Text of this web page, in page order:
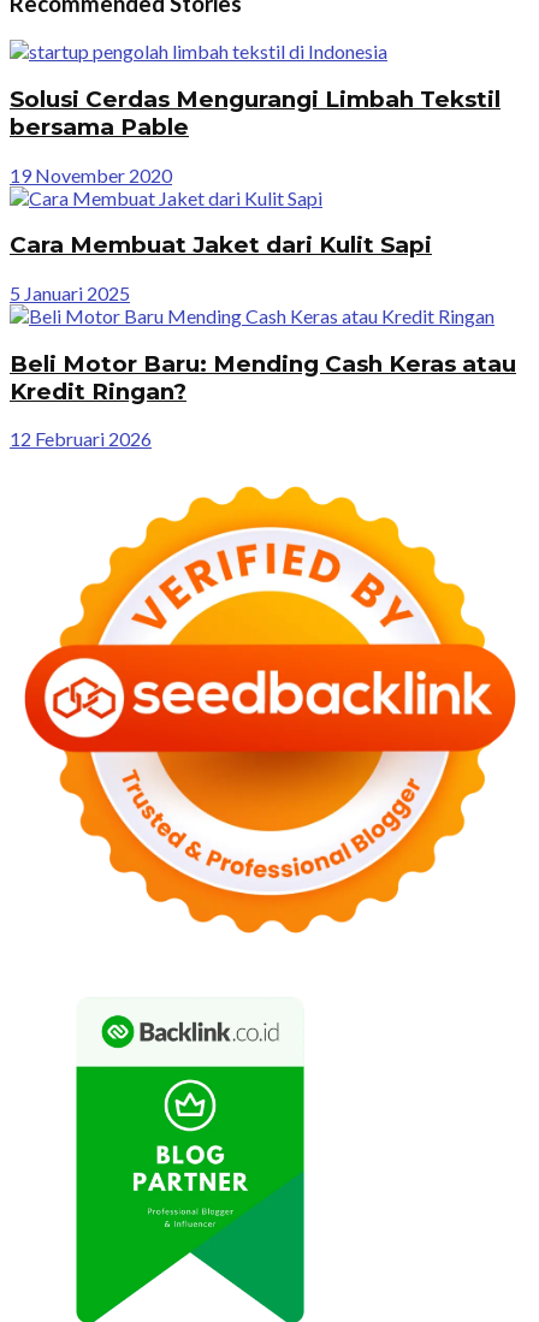
Solusi Cerdas Mengurangi Limbah Tekstil
bersama Pable
19 November 2020
Cara Membuat Jaket dari Kulit Sapi
5 Januari 2025
Beli Motor Baru: Mending Cash Keras atau
Kredit Ringan?
12 Februari 2026